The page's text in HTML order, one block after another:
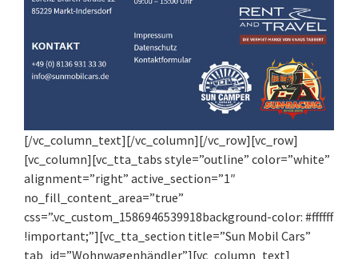
[/vc_column_text][/vc_column][/vc_row][vc_row]
[vc_column][vc_tta_tabs style=”outline” color=”white”
alignment=”right” active_section=”1″
no_fill_content_area=”true”
css=”.vc_custom_1586946539918background-color: #ffffff
!important;”][vc_tta_section title=”Sun Mobil Cars”
tab_id=”Wohnwagenhändler”][vc_column_text]